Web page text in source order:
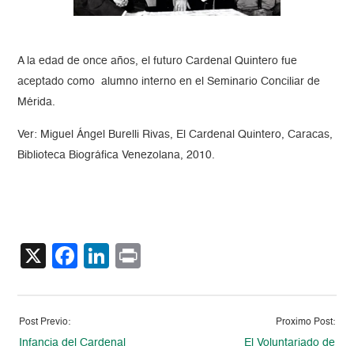
A la edad de once años, el futuro Cardenal Quintero fue
aceptado como alumno interno en el Seminario Conciliar de
Mérida.
Ver: Miguel Ángel Burelli Rivas, El Cardenal Quintero, Caracas,
Biblioteca Biográfica Venezolana, 2010.
X Facebook
LinkedIn
Post Previo:
Infancia del Cardenal
Proximo Post:
El Voluntariado de